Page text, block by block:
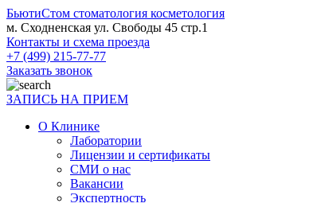
БьютиСтом стоматология косметология
м. Сходненская ул. Свободы 45 стр.1
Контакты и схема проезда
+7 (499) 215-77-77
Заказать звонок
ЗАПИСЬ НА ПРИЕМ
О Клинике
Лаборатории
Лицензии и сертификаты
СМИ о нас
Вакансии
Экспертность